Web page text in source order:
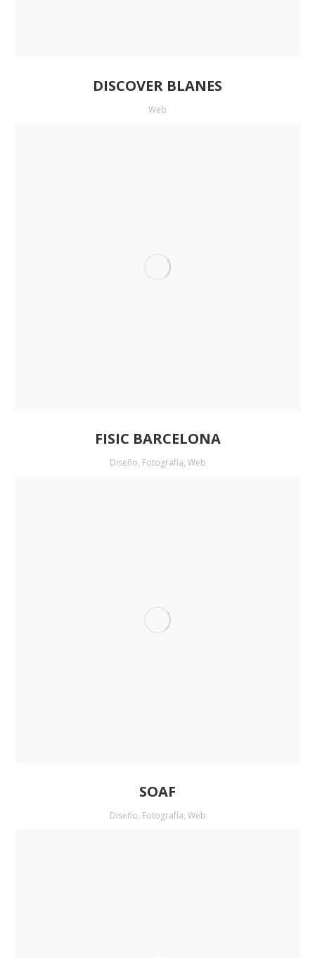
DISCOVER BLANES
Web
FISIC BARCELONA
Diseño, Fotografía, Web
SOAF
Diseño, Fotografía, Web